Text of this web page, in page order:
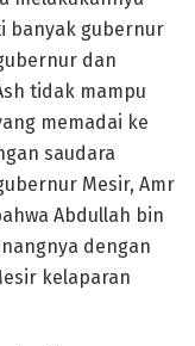
banyak gubernur
dan
tidak mampu
memadai ke
saudara
Mesir, Amr
Abdullah bin
dengan
kelaparan